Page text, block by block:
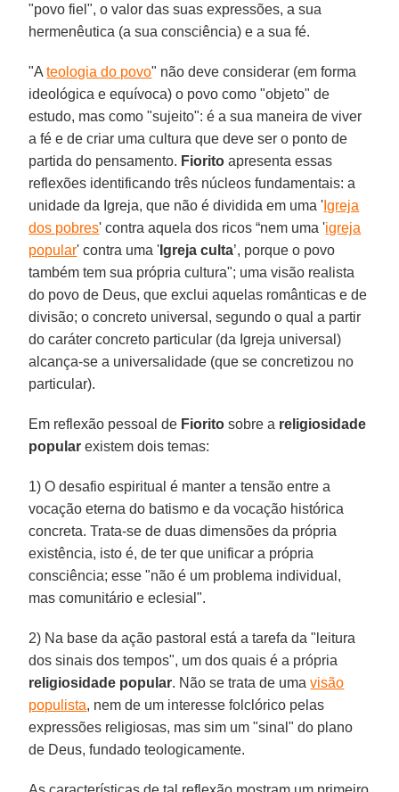
"povo fiel", o valor das suas expressões, a sua
hermenêutica (a sua consciência) e a sua fé.
"Ateologia do povo" não deve considerar (em forma
ideológica e equívoca) o povo como "objeto" de
estudo, mas como "sujeito": é a sua maneira de viver
a fé e de criar uma cultura que deve ser o ponto de
partida do pensamento. Fiorito apresenta essas
reflexões identificando três núcleos fundamentais: a
unidade da Igreja, que não é dividida em uma ' Igreja
dos pobres' contra aquela dos ricos “nem uma 'igreja
popular' contra uma ' Igreja culta’, porque o povo
também tem sua própria cultura"; uma visão realista
do povo de Deus, que exclui aquelas românticas e de
divisão; o concreto universal, segundo o qual a partir
do caráter concreto particular (da Igreja universal)
alcança-se a universalidade (que se concretizou no
particular).
Em reflexão pessoal de Fiorito sobre a religiosidade
popular existem dois temas:
1) O desafio espiritual é manter a tensão entre a
vocação eterna do batismo e da vocação histórica
concreta. Trata-se de duas dimensões da própria
existência, isto é, de ter que unificar a própria
consciência; esse "não é um problema individual,
mas comunitário e eclesial".
2) Na base da ação pastoral está a tarefa da "leitura
dos sinais dos tempos", um dos quais é a própria
religiosidade popular. Não se trata de umavisão
populista, nem de um interesse folclórico pelas
expressões religiosas, mas sim um "sinal" do plano
de Deus, fundado teologicamente.